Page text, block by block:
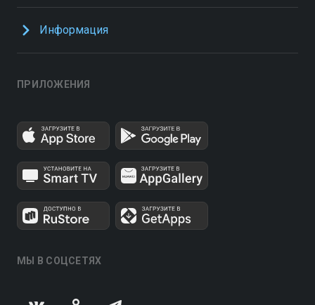
Информация
ПРИЛОЖЕНИЯ
МЫ В СОЦСЕТЯХ